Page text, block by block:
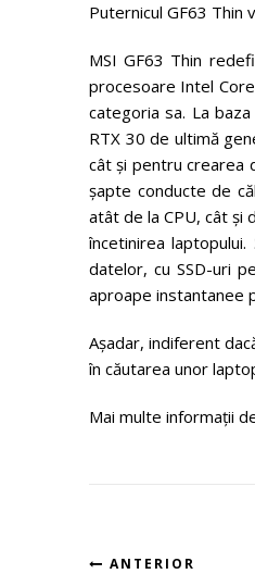
Puternicul GF63 Thin
MSI GF63 Thin
procesoare Intel
categoria sa. La
RTX 30 de ultimă
cât și pentru crearea
șapte conducte de
atât de la CPU, cât și
încetinirea
datelor, cu SSD-uri
aproape instantanee
Așadar, indiferent
în căutarea unor
Mai multe informații
ANTERIOR